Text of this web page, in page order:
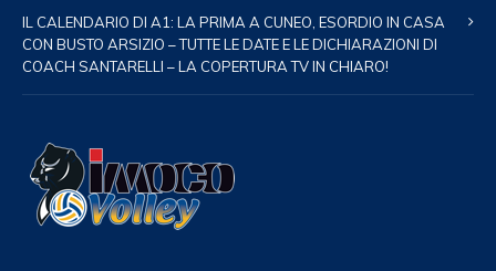
IL CALENDARIO DI A1: LA PRIMA A CUNEO, ESORDIO IN CASA
CON BUSTO ARSIZIO – TUTTE LE DATE E LE DICHIARAZIONI DI
COACH SANTARELLI – LA COPERTURA TV IN CHIARO!